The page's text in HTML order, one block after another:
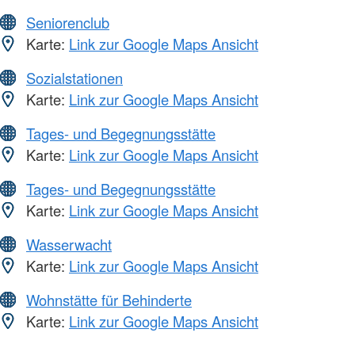
Seniorenclub
Karte: Link zur Google Maps Ansicht
Sozialstationen
Karte: Link zur Google Maps Ansicht
Tages- und Begegnungsstätte
Karte: Link zur Google Maps Ansicht
Tages- und Begegnungsstätte
Karte: Link zur Google Maps Ansicht
Wasserwacht
Karte: Link zur Google Maps Ansicht
Wohnstätte für Behinderte
Karte: Link zur Google Maps Ansicht